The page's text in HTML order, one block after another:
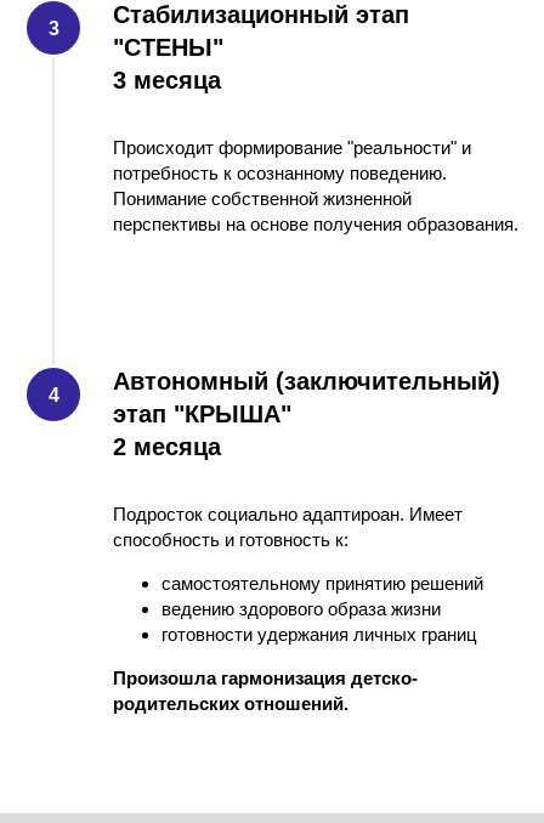
Стабилизационный этап
"СТЕНЫ"
3 месяца
Происходит формирование "реальности" и
потребность к осознанному поведению.
Понимание собственной жизненной
перспективы на основе получения образования.
Автономный (заключительный)
этап "КРЫША"
2 месяца
Подросток социально адаптироан. Имеет
способность и готовность к:
самостоятельному принятию решений
ведению здорового образа жизни
готовности удержания личных границ
Произошла гармонизация детско-
родительских отношений.